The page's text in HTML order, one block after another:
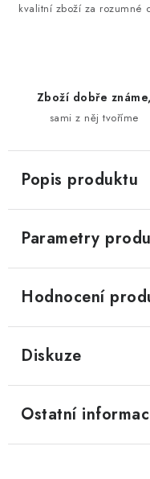
kvalitní zboží za rozumné
Zboží dobře známe,
sami z něj tvoříme
Popis produktu
Parametry
Hodnocení
Diskuze
Ostatní